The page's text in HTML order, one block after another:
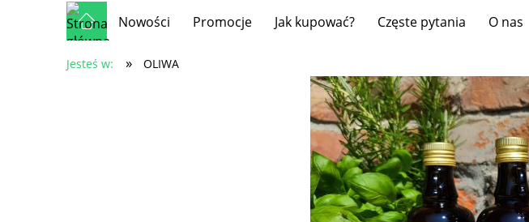
Nowości Promocje Jak kupować? Częste pytania O nas
Jesteś w: » OLIWA